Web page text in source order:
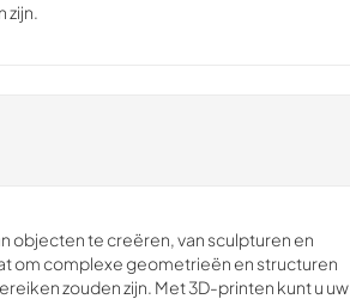
zijn.
objecten te creëren, van sculpturen en
om complexe geometrieën en structuren
zouden zijn. Met 3D-printen kunt u uw